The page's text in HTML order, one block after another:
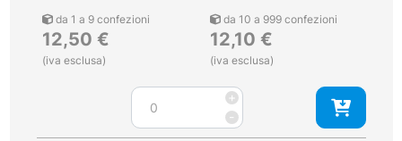
da 1 a 9 confezioni
12,50 €
(iva esclusa)
da 10 a 999 confezioni
12,10 €
(iva esclusa)
-
Vetrini
microscopio
angoli
+